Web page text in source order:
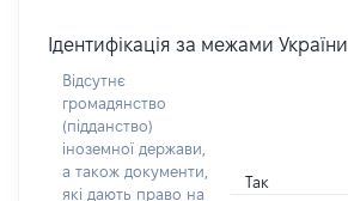
Ідентифікація за межами України
Відсутнє
громадянство
(підданство)
іноземної держави,
а також документи,
які дають право на
Так